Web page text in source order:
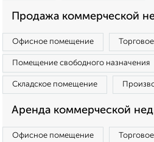
Продажа коммерческой
Офисное помещение
Помещение свободного назначения
Складское помещение
Аренда коммерческой
Офисное помещение